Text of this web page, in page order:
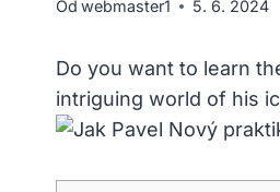
Od webmaster1 5. 6. 2024
Do you want to learn
intriguing world of his